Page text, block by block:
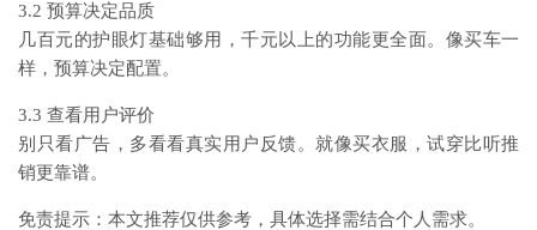
3.2 预算决定品质
几百元的护眼灯基础够用，千元以上的功能更全面。像买车一
样，预算决定配置。
3.3 查看用户评价
别只看广告，多看看真实用户反馈。就像买衣服，试穿比听推
销更靠谱。
免责提示：本文推荐仅供参考，具体选择需结合个人需求。